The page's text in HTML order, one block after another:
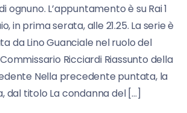
ognuno. L’appuntamento è su Rai 1
in prima serata, alle 21.25. La serie è
da Lino Guanciale nel ruolo del
Ricciardi Riassunto della
Nella precedente puntata, la
dal titolo La condanna del […]